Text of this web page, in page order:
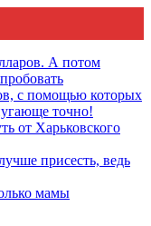
А потом
с помощью которых
точно!
от Харьковского
присесть, ведь
мамы